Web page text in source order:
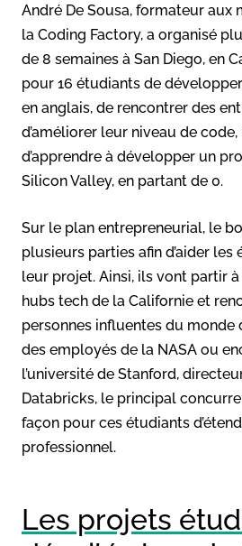
André De Sousa, formateur aux
la Coding Factory, a organisé
de 8 semaines à San Diego, en
pour 16 étudiants de
en anglais, de rencontrer des
d’améliorer leur niveau de
d’apprendre à développer un
Silicon Valley, en partant de 0.
Sur le plan entrepreneurial, le
plusieurs parties afin d’aider les
leur projet. Ainsi, ils vont partir
hubs tech de la Californie et
personnes influentes du monde
des employés de la NASA ou
l’université de Stanford,
Databricks, le principal
façon pour ces étudiants
professionnel.
Les projets